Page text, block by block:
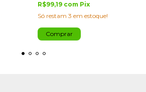
R$99,19 com Pix
Só restam 3 em estoque!